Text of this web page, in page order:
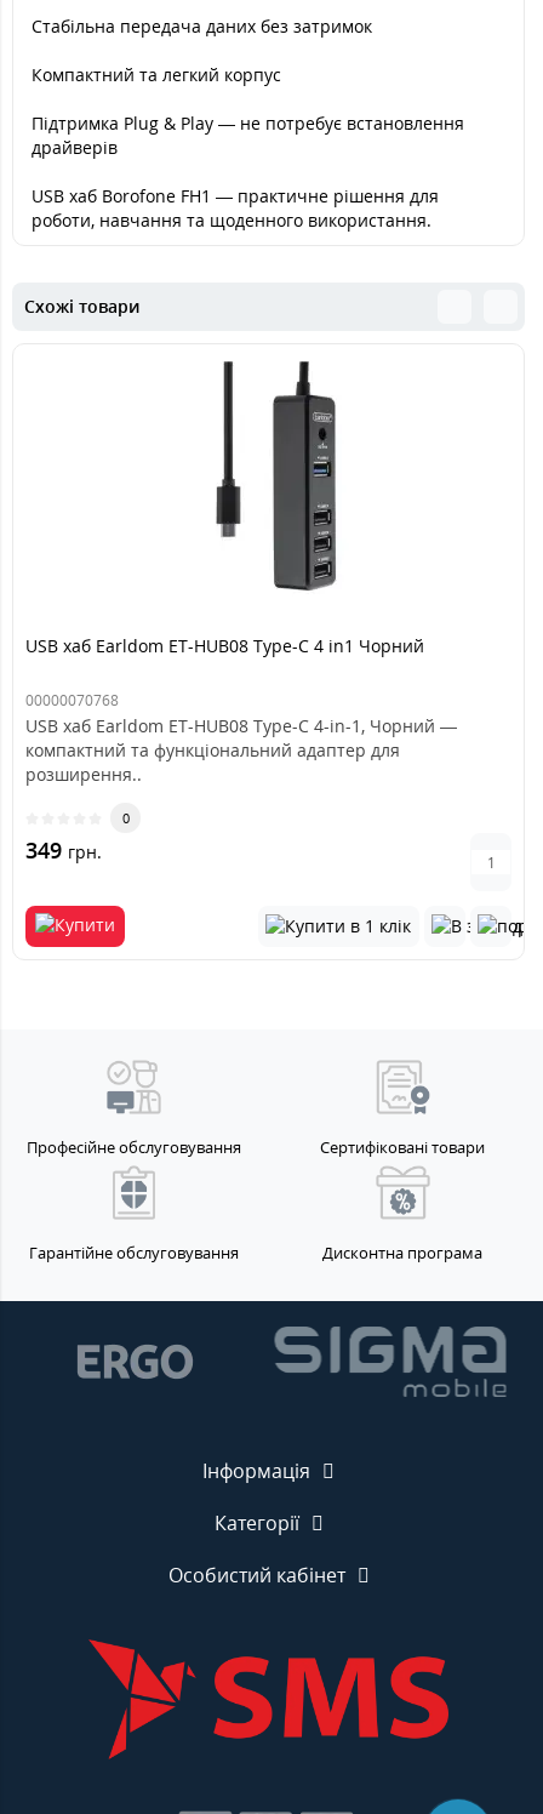
Стабільна передача даних без затримок
Компактний та легкий корпус
Підтримка Plug & Play — не потребує встановлення
драйверів
USB хаб Borofone FH1 — практичне рішення для
роботи, навчання та щоденного використання.
Схожі товари
USB хаб Earldom ET-HUB08 Type-C 4 in1 Чорний
00000070768
USB хаб Earldom ET-HUB08 Type-C 4-in-1, Чорний —
компактний та функціональний адаптер для
розширення..
0
349 грн.
Професійне обслуговування Сертифіковані товари
Гарантійне обслуговування Дисконтна програма
Інформація
Категорії
Особистий кабінет